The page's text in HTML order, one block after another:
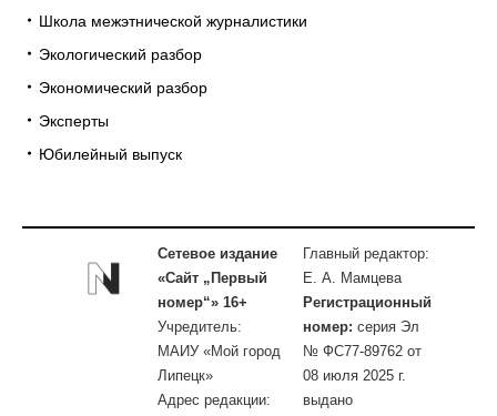
Школа межэтнической журналистики
Экологический разбор
Экономический разбор
Эксперты
Юбилейный выпуск
Сетевое издание
«Сайт „Первый
номер“» 16+
Учредитель:
МАИУ «Мой город
Липецк»
Адрес редакции:
Главный редактор:
Е. А. Мамцева
Регистрационный
номер: серия Эл
№ ФС77-89762 от
08 июля 2025 г.
выдано